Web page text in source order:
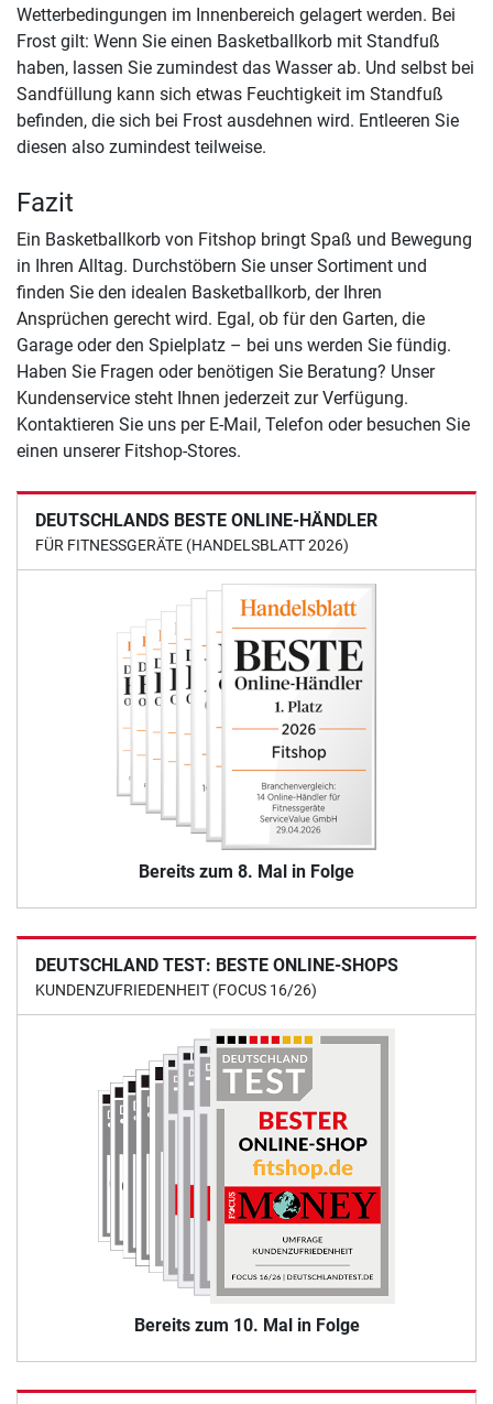
DEUTSCHLANDS BESTE ONLINE-HÄNDLER
FÜR FITNESSGERÄTE (HANDELSBLATT 2026)
Bereits zum 8. Mal in Folge
DEUTSCHLAND TEST: BESTE ONLINE-SHOPS
KUNDENZUFRIEDENHEIT (FOCUS 16/26)
Bereits zum 10. Mal in Folge
Wetterbedingungen im Innenbereich gelagert werden. Bei
Frost gilt: Wenn Sie einen Basketballkorb mit Standfuß
haben, lassen Sie zumindest das Wasser ab. Und selbst bei
Sandfüllung kann sich etwas Feuchtigkeit im Standfuß
befinden, die sich bei Frost ausdehnen wird. Entleeren Sie
diesen also zumindest teilweise.
Fazit
Ein Basketballkorb von Fitshop bringt Spaß und Bewegung
in Ihren Alltag. Durchstöbern Sie unser Sortiment und
finden Sie den idealen Basketballkorb, der Ihren
Ansprüchen gerecht wird. Egal, ob für den Garten, die
Garage oder den Spielplatz – bei uns werden Sie fündig.
Haben Sie Fragen oder benötigen Sie Beratung? Unser
Kundenservice steht Ihnen jederzeit zur Verfügung.
Kontaktieren Sie uns per E-Mail, Telefon oder besuchen Sie
einen unserer Fitshop-Stores.